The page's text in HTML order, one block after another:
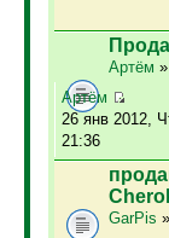
Артём
Артём
26 янв 2012,
21:36
GarPis